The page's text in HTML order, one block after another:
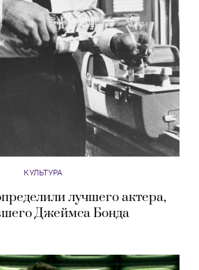
КУЛЬТУРА
лучшего актера,
Джеймса Бонда